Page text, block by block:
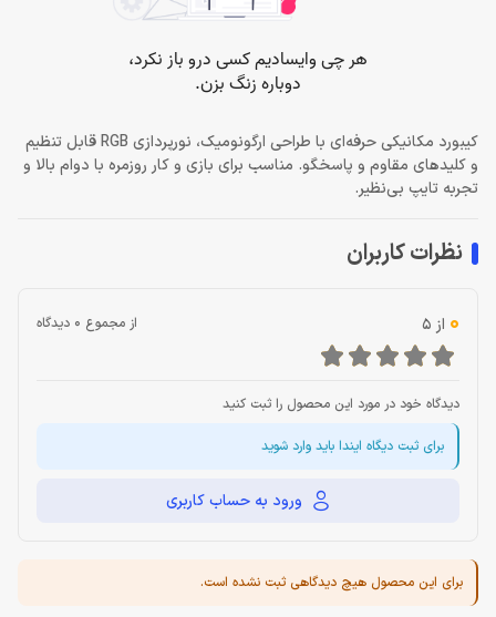
کیبورد مکانیکی حرفه‌ای با طراحی ارگونومیک، نورپردازی RGB قابل تنظیم
و کلیدهای مقاوم و پاسخگو. مناسب برای بازی و کار روزمره با دوام بالا و
تجربه تایپ بی‌نظیر.
نظرات کاربران
0 از 5 از مجموع 0 دیدگاه
دیدگاه خود در مورد این محصول را ثبت کنید
برای ثبت دیگاه ایندا باید وارد شوید
ورود به حساب کاربری
برای این محصول هیچ دیدگاهی ثبت نشده است.